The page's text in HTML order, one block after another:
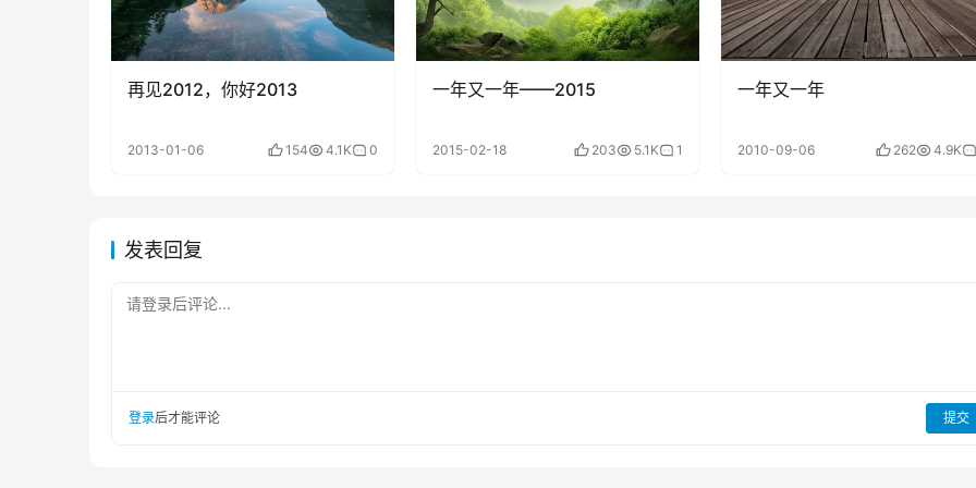
再见2012，你好2013
2013-01-06 154 4.1K 0
一年又一年——2015
2015-02-18 203 5.1K 1
一年又一年
2010-09-06 262 4.9K
发表回复
请登录后评论...
登录后才能评论 提交